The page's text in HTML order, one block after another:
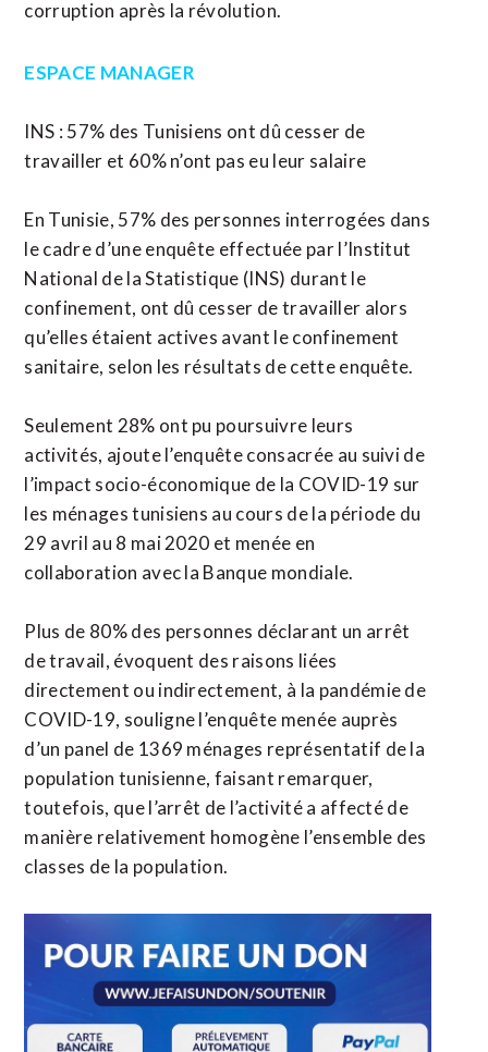
corruption après la révolution.
ESPACE MANAGER
INS : 57% des Tunisiens ont dû cesser de
travailler et 60% n’ont pas eu leur salaire
En Tunisie, 57% des personnes interrogées dans
le cadre d’une enquête effectuée par l’Institut
National de la Statistique (INS) durant le
confinement, ont dû cesser de travailler alors
qu’elles étaient actives avant le confinement
sanitaire, selon les résultats de cette enquête.
Seulement 28% ont pu poursuivre leurs
activités, ajoute l’enquête consacrée au suivi de
l’impact socio-économique de la COVID-19 sur
les ménages tunisiens au cours de la période du
29 avril au 8 mai 2020 et menée en
collaboration avec la Banque mondiale.
Plus de 80% des personnes déclarant un arrêt
de travail, évoquent des raisons liées
directement ou indirectement, à la pandémie de
COVID-19, souligne l’enquête menée auprès
d’un panel de 1369 ménages représentatif de la
population tunisienne, faisant remarquer,
toutefois, que l’arrêt de l’activité a affecté de
manière relativement homogène l’ensemble des
classes de la population.